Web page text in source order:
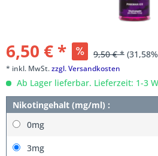
6,50 € * 9,50 € *
* inkl. MwSt.zzgl. Versandkosten
Ab Lager lieferbar. Lieferzeit: 1-3
Nikotingehalt (mg/ml) :
0mg
3mg